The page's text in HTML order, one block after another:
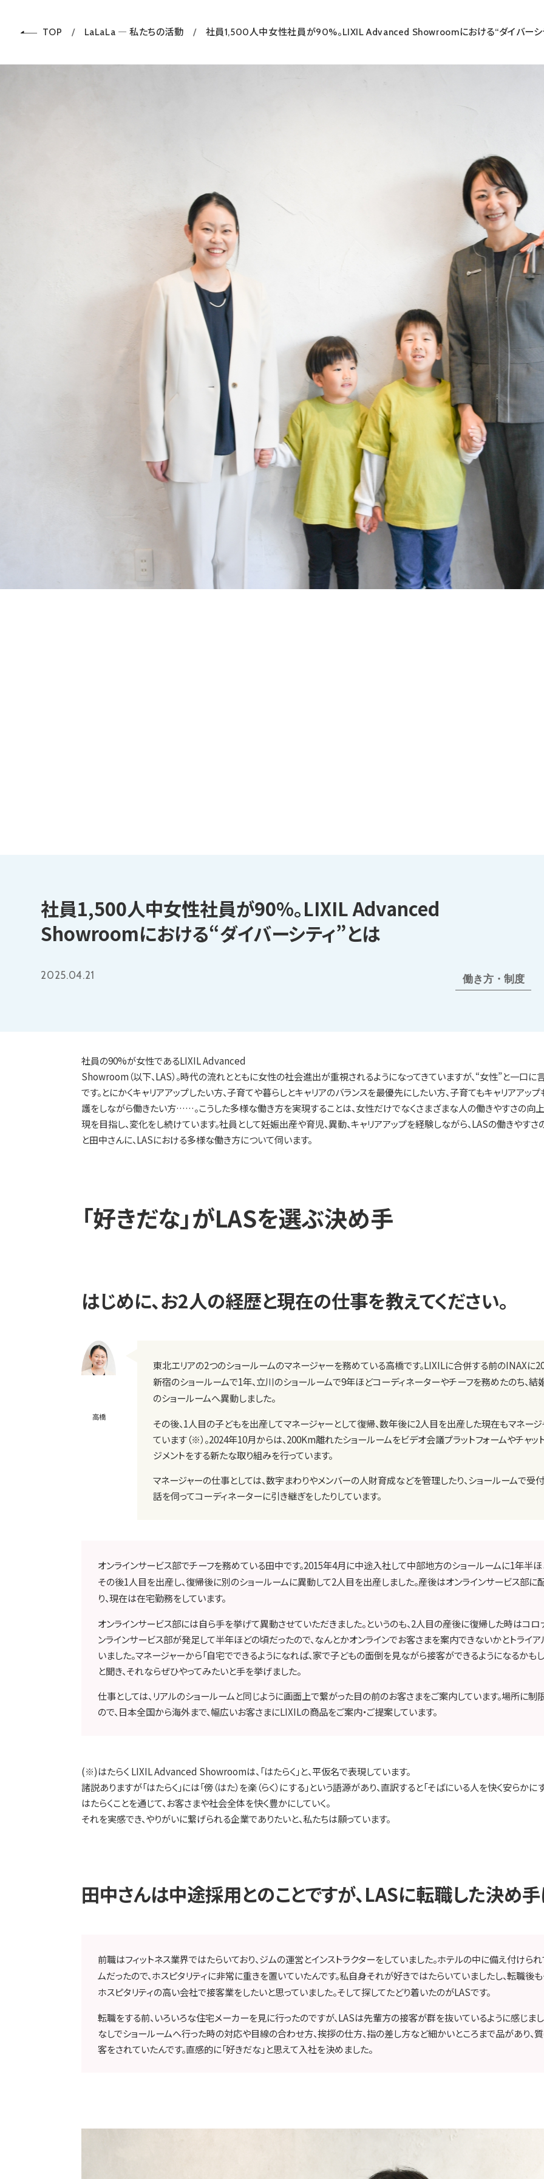
TOP LaLaLa ― 私たちの活動 社員1,500人中女性社員が90%。LIXIL Advanced Showroomにおける“ダイバーシ
社員1,500人中女性社員が90%。LIXIL Advanced
Showroomにおける“ダイバーシティ”とは
2025.04.21 働き方・制度
社員の90%が女性であるLIXIL Advanced
Showroom（以下、LAS）。時代の流れとともに女性の社会進出が重視されるようになってきていますが、“女性”と一口
です。とにかくキャリアアップしたい方、子育てや暮らしとキャリアのバランスを最優先にしたい方、子育てもキャリアアッ
護をしながら働きたい方……。こうした多様な働き方を実現することは、女性だけでなくさまざまな人の働きやすさの向
現を目指し、変化をし続けています。社員として妊娠出産や育児、異動、キャリアアップを経験しながら、LASの働きやす
と田中さんに、LASにおける多様な働き方について伺います。
「好きだな」がLASを選ぶ決め手
はじめに、お2人の経歴と現在の仕事を教えてください。
高橋
東北エリアの2つのショールームのマネージャーを務めている高橋です。LIXILに合併する前のINAXに
新宿のショールームで1年、立川のショールームで9年ほどコーディネーターやチーフを務めたのち、
のショールームへ異動しました。
その後、1人目の子どもを出産してマネージャーとして復帰、数年後に2人目を出産した現在もマネー
ています（※）。2024年10月からは、200Km離れたショールームをビデオ会議プラットフォームやチャ
ジメントをする新たな取り組みを行っています。
マネージャーの仕事としては、数字まわりやメンバーの人財育成などを管理したり、ショールームで受
話を伺ってコーディネーターに引き継ぎをしたりしています。
オンラインサービス部でチーフを務めている田中です。2015年4月に中途入社して中部地方のショールームに1年半ほ
その後1人目を出産し、復帰後に別のショールームに異動して2人目を出産しました。産後はオンラインサービス部に
り、現在は在宅勤務をしています。
オンラインサービス部には自ら手を挙げて異動させていただきました。というのも、2人目の産後に復帰した時はコロ
ンラインサービス部が発足して半年ほどの頃だったので、なんとかオンラインでお客さまを案内できないかとトライア
いました。マネージャーから「自宅でできるようになれば、家で子どもの面倒を見ながら接客ができるようになるかも
と聞き、それならぜひやってみたいと手を挙げました。
仕事としては、リアルのショールームと同じように画面上で繋がった目の前のお客さまをご案内しています。場所に制
ので、日本全国から海外まで、幅広いお客さまにLIXILの商品をご案内・ご提案しています。
(※)はたらく LIXIL Advanced Showroomは、「はたらく」と、平仮名で表現しています。
諸説ありますが「はたらく」には「傍（はた）を楽（らく）にする」という語源があり、直訳すると「そばにいる人を快く安らかに
はたらくことを通じて、お客さまや社会全体を快く豊かにしていく。
それを実感でき、やりがいに繋げられる企業でありたいと、私たちは願っています。
田中さんは中途採用とのことですが、LASに転職した決め
前職はフィットネス業界ではたらいており、ジムの運営とインストラクターをしていました。ホテルの中に備え付けら
ムだったので、ホスピタリティに非常に重きを置いていたんです。私自身それが好きではたらいていましたし、転職後
ホスピタリティの高い会社で接客業をしたいと思っていました。そして探してたどり着いたのがLASです。
転職をする前、いろいろな住宅メーカーを見に行ったのですが、LASは先輩方の接客が群を抜いているように感じま
なしでショールームへ行った時の対応や目線の合わせ方、挨拶の仕方、指の差し方など細かいところまで品があり、
客をされていたんです。直感的に「好きだな」と思えて入社を決めました。